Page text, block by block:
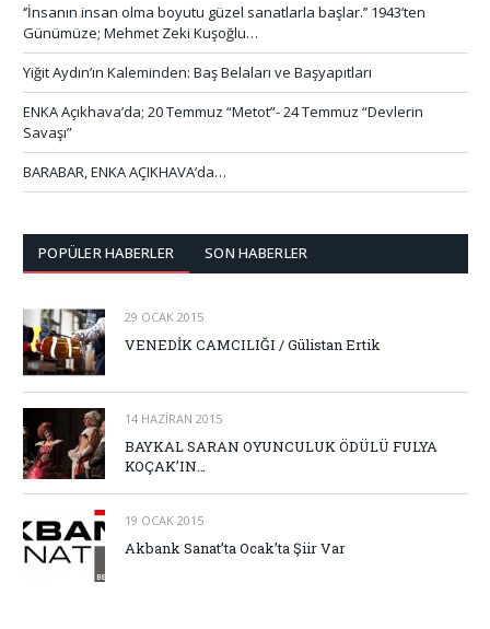
‘’İnsanın insan olma boyutu güzel sanatlarla başlar.’’ 1943’ten
Günümüze; Mehmet Zeki Kuşoğlu…
Yiğit Aydın’ın Kaleminden: Baş Belaları ve Başyapıtları
ENKA Açıkhava’da; 20 Temmuz “Metot”- 24 Temmuz “Devlerin
Savaşı”
BARABAR, ENKA AÇIKHAVA’da…
POPÜLER HABERLER SON HABERLER
29 OCAK 2015
VENEDİK CAMCILIĞI / Gülistan Ertik
14 HAZIRAN 2015
BAYKAL SARAN OYUNCULUK ÖDÜLÜ FULYA
KOÇAK’IN…
19 OCAK 2015
Akbank Sanat’ta Ocak’ta Şiir Var